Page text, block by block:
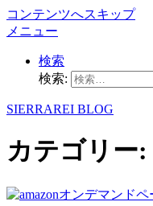
コンテンツへスキップ
メニュー
検索
検索:
SIERRAREI BLOG
カテゴリー: